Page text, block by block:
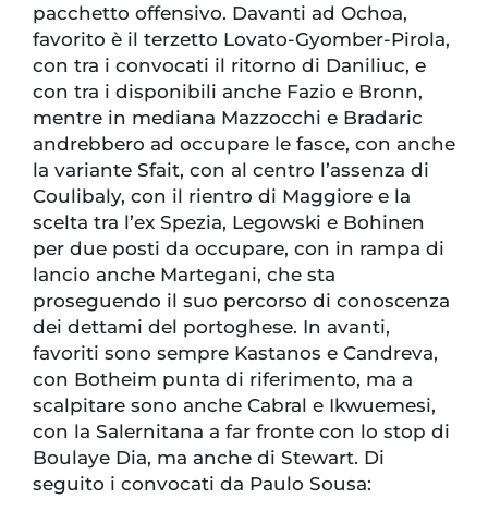
pacchetto offensivo. Davanti ad Ochoa,
favorito è il terzetto Lovato-Gyomber-Pirola,
con tra i convocati il ritorno di Daniliuc, e
con tra i disponibili anche Fazio e Bronn,
mentre in mediana Mazzocchi e Bradaric
andrebbero ad occupare le fasce, con anche
la variante Sfait, con al centro l’assenza di
Coulibaly, con il rientro di Maggiore e la
scelta tra l’ex Spezia, Legowski e Bohinen
per due posti da occupare, con in rampa di
lancio anche Martegani, che sta
proseguendo il suo percorso di conoscenza
dei dettami del portoghese. In avanti,
favoriti sono sempre Kastanos e Candreva,
con Botheim punta di riferimento, ma a
scalpitare sono anche Cabral e Ikwuemesi,
con la Salernitana a far fronte con lo stop di
Boulaye Dia, ma anche di Stewart. Di
seguito i convocati da Paulo Sousa: